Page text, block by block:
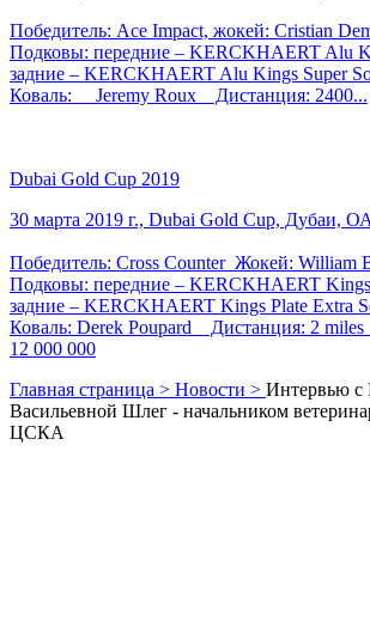
Победитель: Ace Impact, жокей: Cristian
Подковы: передние – KERCKHAERT Alu
задние – KERCKHAERT Alu Kings Super
Коваль: Jeremy Roux Дистанция: 2400...
Dubai Gold Cup 2019
30 марта 2019 г., Dubai Gold Cup, Дубаи,
Победитель: Cross Counter Жокей: William
Подковы: передние – KERCKHAERT Kings
задние – KERCKHAERT Kings Plate Extra
Коваль: Derek Poupard Дистанция: 2
12 000 000
Главная страница > Новости > Интервью с
Васильевной Шлег - начальником
ЦСКА